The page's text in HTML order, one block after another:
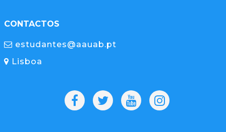
CONTACTOS
estudantes@aauab.pt
Lisboa